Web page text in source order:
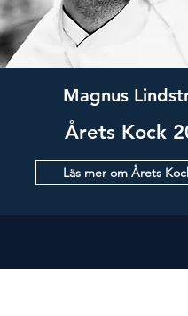
Magnus
Årets Kock
Läs mer om Årets